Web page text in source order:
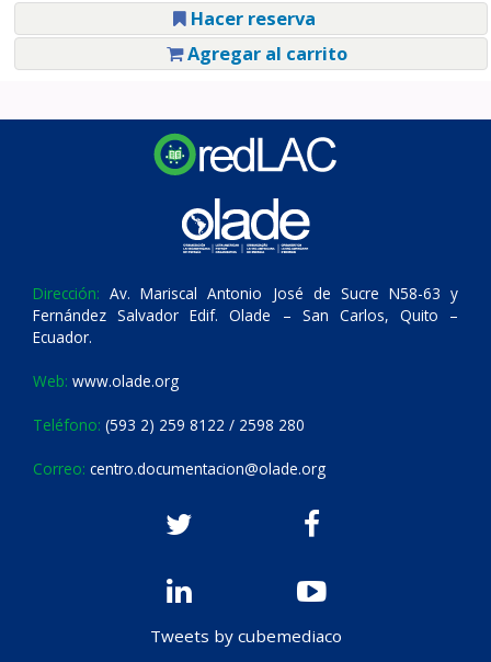
Hacer reserva
Agregar al carrito
Dirección: Av. Mariscal Antonio José de Sucre N58-63 y
Fernández Salvador Edif. Olade – San Carlos, Quito –
Ecuador.
Web: www.olade.org
Teléfono: (593 2) 259 8122 / 2598 280
Correo: centro.documentacion@olade.org
Tweets by cubemediaco